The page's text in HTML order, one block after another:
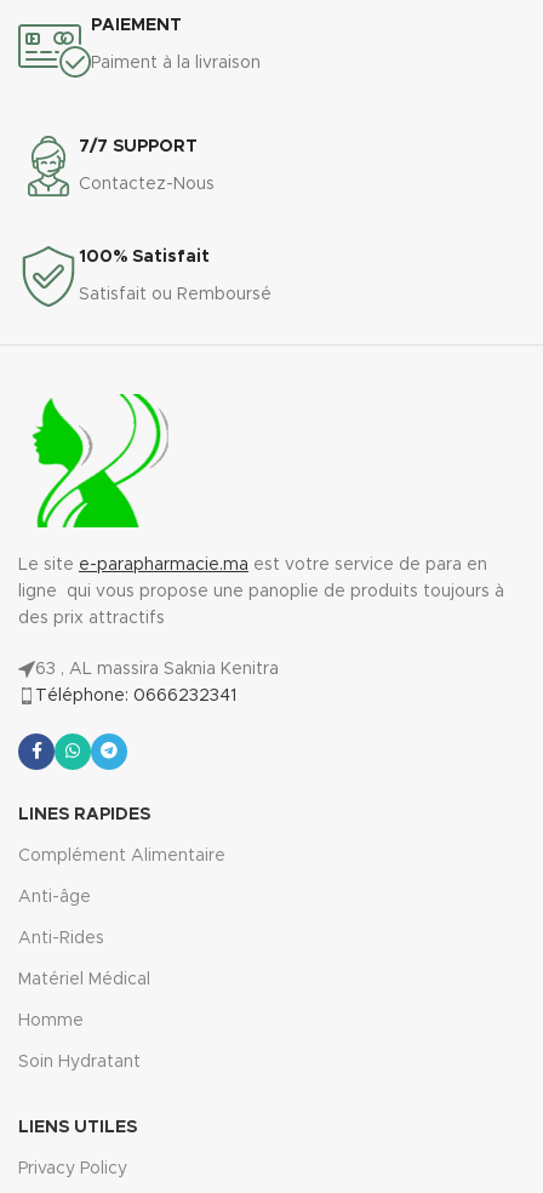
PAIEMENT
Paiment à la livraison
7/7 SUPPORT
Contactez-Nous
100% Satisfait
Satisfait ou Remboursé
Le site e-parapharmacie.ma est votre service de para en
ligne qui vous propose une panoplie de produits toujours à
des prix attractifs
63 , AL massira Saknia Kenitra
Téléphone: 0666232341
LINES RAPIDES
Complément Alimentaire
Anti-âge
Anti-Rides
Matériel Médical
Homme
Soin Hydratant
LIENS UTILES
Privacy Policy